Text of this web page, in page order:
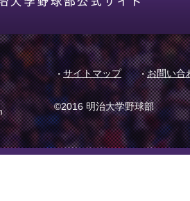
サイトマップ お問い合
©2016 明治大学野球部